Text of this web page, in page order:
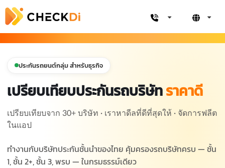
ประกันรถยนต์กลุ่ม สำหรับธุรกิจ
เปรียบเทียบประกันรถบริษัทราคาดี
เปรียบเทียบจาก 30+ บริษัท · เราหาดีลที่ดีที่สุดให้ · จัดการฟลีต
ในแอป
ทำงานกับบริษัทประกันชั้นนำของไทย คุ้มครองรถบริษัทครบ — ชั้น
1, ชั้น 2+, ชั้น 3, พรบ — ในกรมธรรม์เดียว